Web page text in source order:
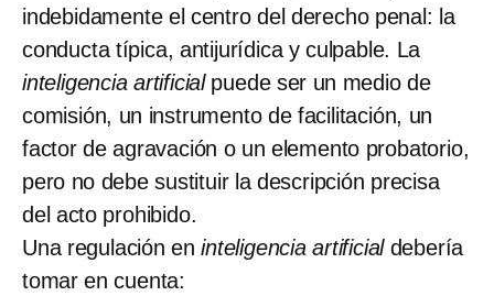
indebidamente el centro del derecho penal: la
conducta típica, antijurídica y culpable. La
inteligencia artificial puede ser un medio de
comisión, un instrumento de facilitación, un
factor de agravación o un elemento probatorio,
pero no debe sustituir la descripción precisa
del acto prohibido.
Una regulación eninteligencia artificialdebería
tomar en cuenta: